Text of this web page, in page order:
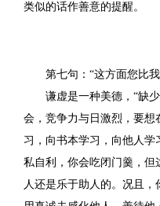
类似的话作善意的提醒。
第七句：“这方面您比
谦虚是一种美德，“缺
会，竞争力与日激烈，要
习，向书本学习，向他人学
私自利，你会吃闭门羹，但
人还是乐于助人的。况且，